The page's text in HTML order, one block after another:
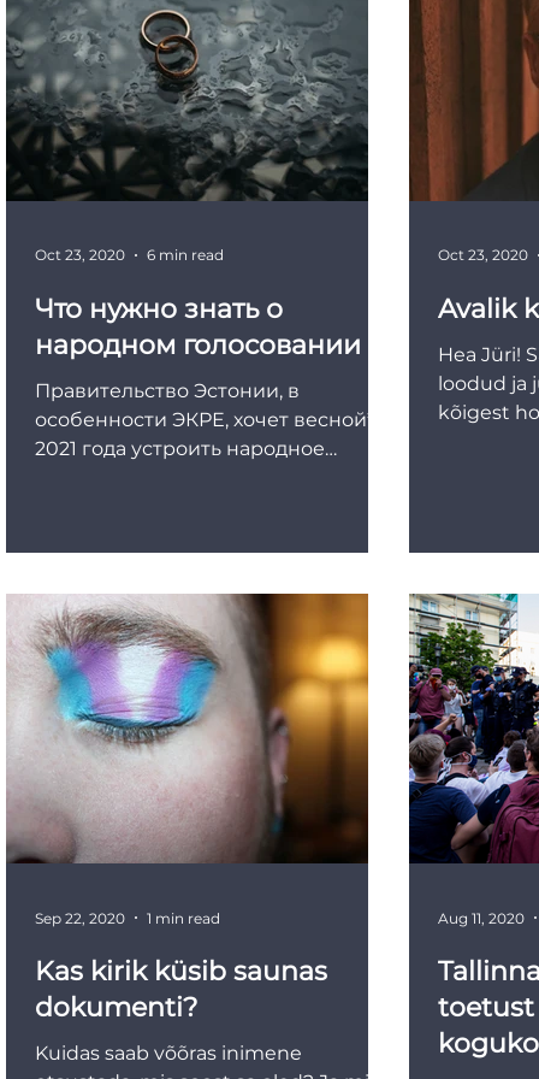
Что нужно знать о
народном голосовании
Правительство Эстонии, в
особенности ЭКРЕ, хочет весной*
2021 года устроить народное
Oct 23, 2020 6 min read
Avalik
Hea Jüri!
loodud ja
kõigest
Oct 23, 2020
Kas kirik küsib saunas
dokumenti?
Kuidas saab võõras inimene
Sep 22, 2020 1 min read
toetust
Aug 11, 2020